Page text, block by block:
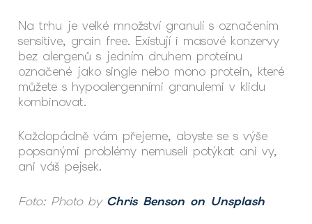
Na trhu je velké množství granulí s označením
sensitive, grain free. Existují i masové konzervy
bez alergenů s jedním druhem proteinu
označené jako single nebo mono protein, které
můžete s hypoalergenními granulemi v klidu
kombinovat.
Každopádně vám přejeme, abyste se s výše
popsanými problémy nemuseli potýkat ani vy,
ani váš pejsek.
Foto: Photo by Chris Benson on Unsplash